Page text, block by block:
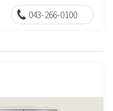
043-266-0100